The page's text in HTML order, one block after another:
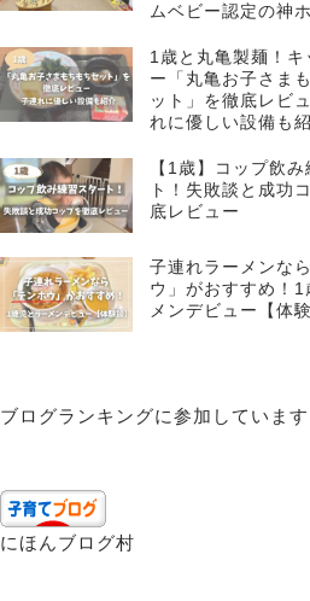
ムベビー認定の神
1歳と丸亀製麺！キ
ー「丸亀お子さま
ット」を徹底レビ
れに優しい設備も
【1歳】コップ飲
ト！失敗談と成功
底レビュー
子連れラーメンな
ウ」がおすすめ！1
メンデビュー【体験
ブログランキングに参加しています
にほんブログ村